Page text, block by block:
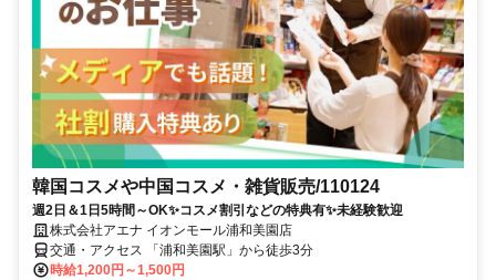
韓国コスメや中国コスメ・雑貨販売/110124
週2日＆1日5時間～OK✨コスメ割引などの特典有✨未経験歓迎
株式会社アエナ イオンモール浦和美園店
交通・アクセス 「浦和美園駅」から徒歩3分
時給1,200円～1,500円